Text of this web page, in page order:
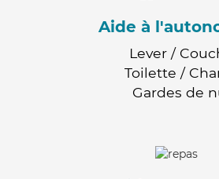
Aide à
Lever /
Toilette /
Gardes de